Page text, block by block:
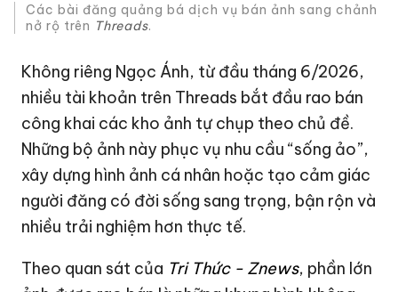
Các bài đăng quảng bá dịch vụ bán ảnh sang chảnh
nở rộ trên Threads.
Không riêng Ngọc Ánh, từ đầu tháng 6/2026,
nhiều tài khoản trên Threads bắt đầu rao bán
công khai các kho ảnh tự chụp theo chủ đề.
Những bộ ảnh này phục vụ nhu cầu “sống ảo”,
xây dựng hình ảnh cá nhân hoặc tạo cảm giác
người đăng có đời sống sang trọng, bận rộn và
nhiều trải nghiệm hơn thực tế.
Theo quan sát của Tri Thức - Znews, phần lớn